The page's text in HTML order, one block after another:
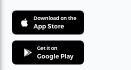
Download on the
App Store
Get it on
Google Play